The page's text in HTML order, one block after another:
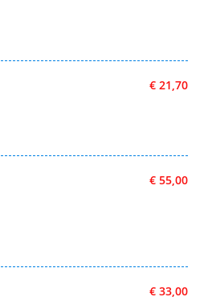
€ 21,70
€ 55,00
€ 33,00